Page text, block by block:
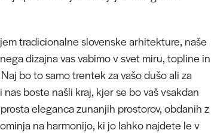
tradicionalne slovenske arhitekture, naše
dizajna vas vabimo v svet miru, topline in
bo to samo trentek za vašo dušo ali za
boste našli kraj, kjer se bo vaš vsakdan
eleganca zunanjih prostorov, obdanih z
na harmonijo, ki jo lahko najdete le v